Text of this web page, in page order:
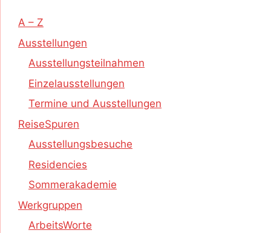
A – Z
Ausstellungen
Ausstellungsteilnahmen
Einzelausstellungen
Termine und Ausstellungen
ReiseSpuren
Ausstellungsbesuche
Residencies
Sommerakademie
Werkgruppen
ArbeitsWorte